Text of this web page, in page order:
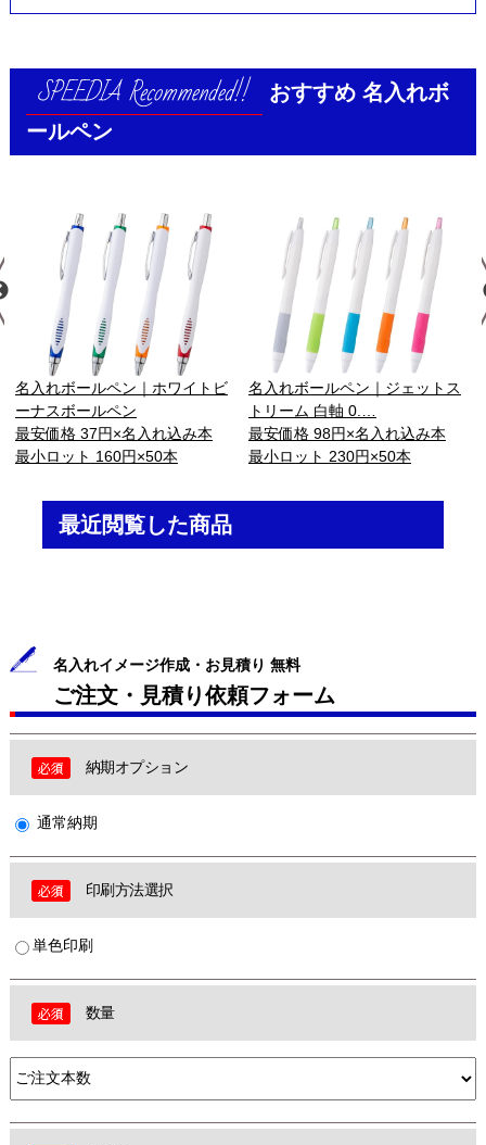
おすすめ 名入れボ
ールペン
名入れボールペン｜ホワイトビ
ーナスボールペン
最安価格 37円×名入れ込み本
最小ロット 160円×50本
名入れボールペン｜ジェットス
トリーム 白軸 0.…
最安価格 98円×名入れ込み本
最小ロット 230円×50本
最近閲覧した商品
名入れイメージ作成・お見積り 無料
ご注文・見積り依頼フォーム
納期オプション
通常納期
印刷方法選択
単色印刷
数量